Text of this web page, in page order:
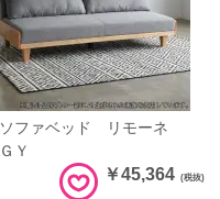
ソファベッド リモーネ
ＧＹ
￥45,364 (税抜)